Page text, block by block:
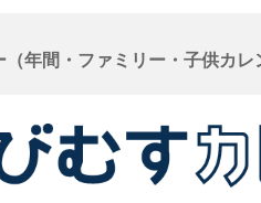
年間・ファミリー・子供カレ